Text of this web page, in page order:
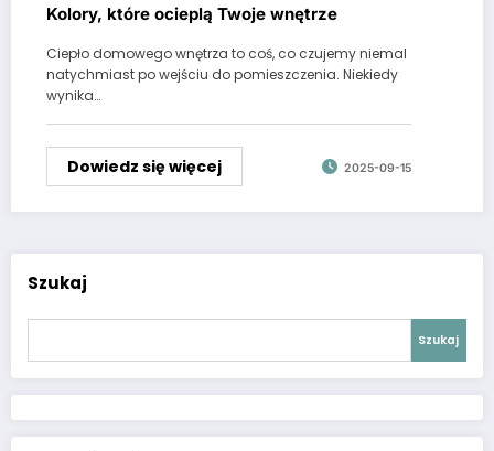
Kolory, które ocieplą Twoje wnętrze
Ciepło domowego wnętrza to coś, co czujemy niemal
natychmiast po wejściu do pomieszczenia. Niekiedy
wynika…
Dowiedz się więcej 2025-09-15
Szukaj
Szukaj